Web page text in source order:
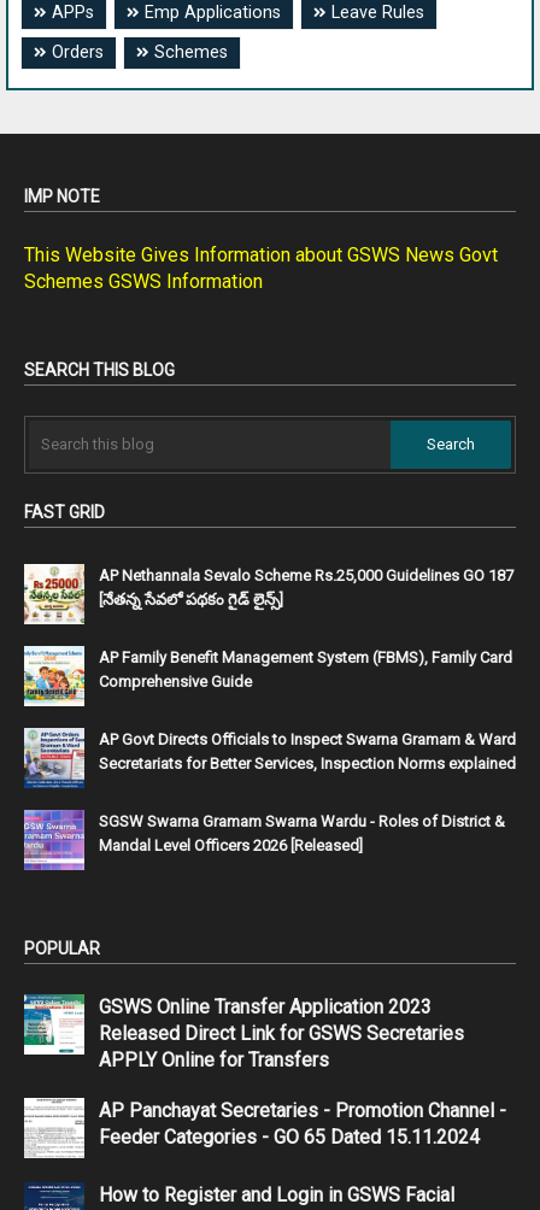
APPs Emp Applications
Leave Rules
Orders
Schemes
IMP NOTE
This Website Gives Information about GSWS News Govt
Schemes GSWS Information
SEARCH THIS BLOG
FAST GRID
AP Nethannala Sevalo Scheme Rs.25,000 Guidelines GO 187
[నేతన్న సేవలో పథకం గైడ్ లైన్స్]
AP Family Benefit Management System (FBMS), Family Card
Comprehensive Guide
AP Govt Directs Officials to Inspect Swarna Gramam & Ward
Secretariats for Better Services, Inspection Norms explained
SGSW Swarna Gramam Swarna Wardu - Roles of District &
Mandal Level Officers 2026 [Released]
POPULAR
GSWS Online Transfer Application 2023
Released Direct Link for GSWS Secretaries
APPLY Online for Transfers
AP Panchayat Secretaries - Promotion Channel -
Feeder Categories - GO 65 Dated 15.11.2024
How to Register and Login in GSWS Facial